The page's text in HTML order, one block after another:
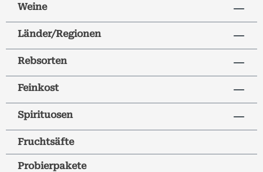
Weine
Länder/Regionen
Rebsorten
Feinkost
Spirituosen
Fruchtsäfte
Probierpakete